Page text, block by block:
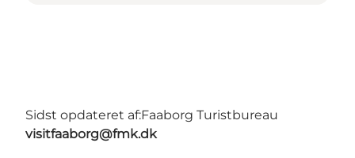
Sidst opdateret af:Faaborg Turistbureau
visitfaaborg@fmk.dk